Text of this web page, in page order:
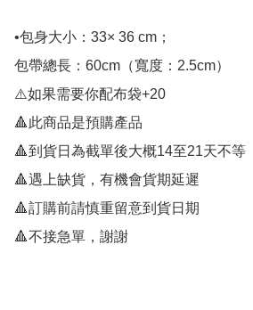
•包身大小：33× 36 cm；
包帶總長：60cm（寬度：2.5cm）
⚠️如果需要你配布袋+20
🔺此商品是預購產品
🔺到貨日為截單後大概14至21天不等
🔺遇上缺貨，有機會貨期延遲
🔺訂購前請慎重留意到貨日期
🔺不接急單，謝謝